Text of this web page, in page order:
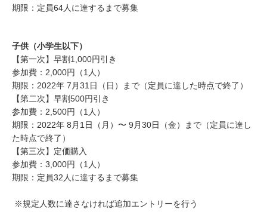
期限：定員64人に達するまで募集
子供（小学生以下）
【第一次】早割1,000円引き
参加費：2,000円（1人）
期限：2022年 7月31日（日）まで（定員に達した時点で終了）
【第二次】早割500円引き
参加費：2,500円（1人）
期限：2022年 8月1日（月）〜 9月30日（金）まで（定員に達し
た時点で終了）
【第三次】定価購入
参加費：3,000円（1人）
期限：定員32人に達するまで募集
※規定人数に達さなければ追加エントリーを行う